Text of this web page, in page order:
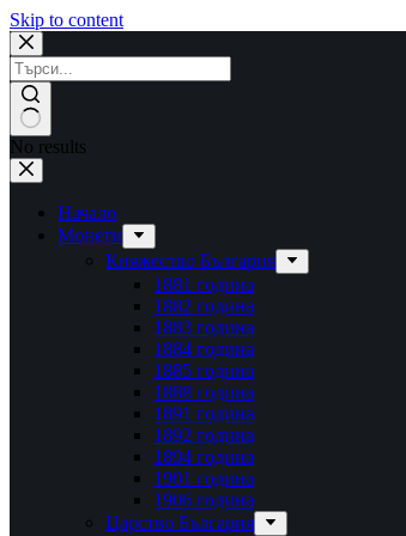
Skip to content
No results
Начало
Монети
Княжество България
1881 година
1882 година
1883 година
1884 година
1885 година
1888 година
1891 година
1892 година
1894 година
1901 година
1906 година
Царство България